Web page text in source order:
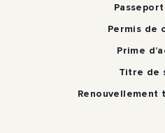
Permis de
Prime
Titre de